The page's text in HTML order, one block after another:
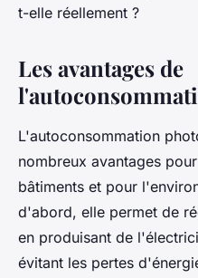
t-elle réellement ?
Les avantages de
L'autoconsommation
nombreux avantages
bâtiments et pour
d'abord, elle permet de
en produisant de
évitant les pertes